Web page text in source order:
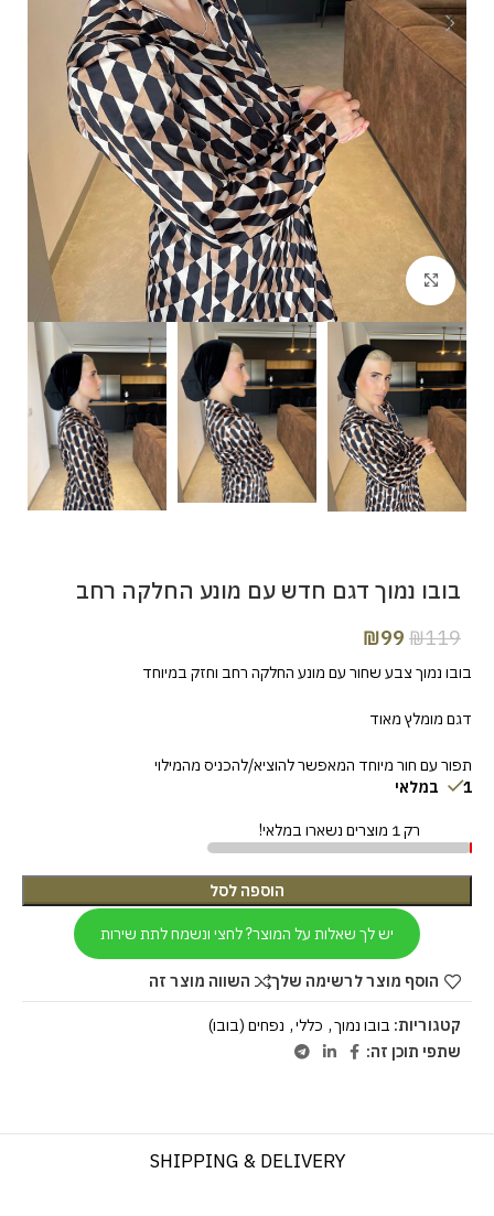
Click to enlarge
בובו נמוך דגם חדש עם מונע החלקה רחב
₪119
₪99
בובו נמוך צבע שחור עם מונע החלקה רחב וחזק במיוחד
דגם מומלץ מאוד
תפור עם חור מיוחד המאפשר להוציא/להכניס מהמילוי
1 במלאי
רק 1 מוצרים נשארו במלאי!
הוספה לסל
יש לך שאלות על המוצר? לחצי ונשמח לתת שירות
הוסף מוצר לרשימה שלך השווה מוצר זה
קטגוריות: בובו נמוך, כללי, נפחים (בובו)
שתפי תוכן זה:
SHIPPING & DELIVERY